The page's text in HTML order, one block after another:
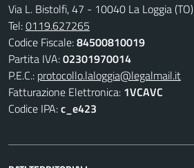
Via L. Bistolfi, 47 - 10040 La Loggia (TO)
Tel:0119.627265
Codice Fiscale:84500810019
Partita IVA:02301970014
P.E.C.: protocollo.laloggia@legalmail.it
Fatturazione Elettronica: 1VCAVC
Codice IPA:c_e423